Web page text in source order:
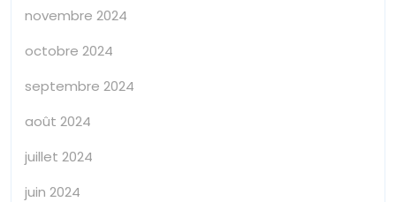
novembre 2024
octobre 2024
septembre 2024
août 2024
juillet 2024
juin 2024